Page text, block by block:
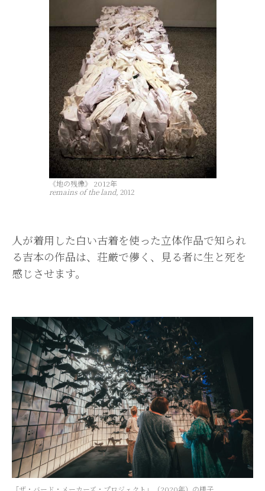
《地の残像》 2012年
remains of the land, 2012
人が着用した白い古着を使った立体作品で知られ
る吉本の作品は、 荘厳で儚く、見る者に生と死を
感じさせます。
「ザ・バード・メーカーズ・プロジェクト」（2020年）の様子